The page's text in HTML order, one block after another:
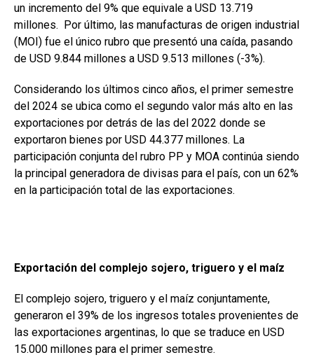
un incremento del 9% que equivale a USD 13.719
millones. Por último, las manufacturas de origen industrial
(MOI) fue el único rubro que presentó una caída, pasando
de USD 9.844 millones a USD 9.513 millones (-3%).
Considerando los últimos cinco años, el primer semestre
del 2024 se ubica como el segundo valor más alto en las
exportaciones por detrás de las del 2022 donde se
exportaron bienes por USD 44.377 millones. La
participación conjunta del rubro PP y MOA continúa siendo
la principal generadora de divisas para el país, con un 62%
en la participación total de las exportaciones.
Exportación del complejo sojero, triguero y el maíz
El complejo sojero, triguero y el maíz conjuntamente,
generaron el 39% de los ingresos totales provenientes de
las exportaciones argentinas, lo que se traduce en USD
15.000 millones para el primer semestre.